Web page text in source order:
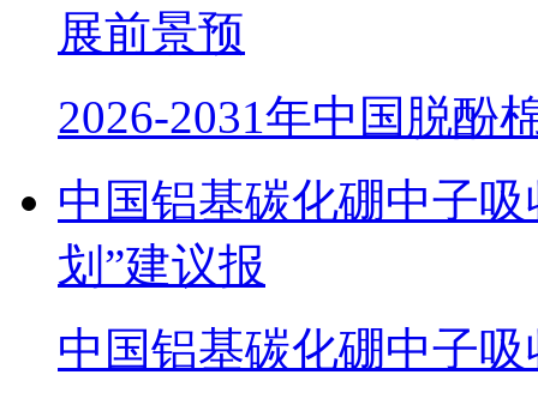
展前景预
2026-2031年中国脱酚
中国铝基碳化硼中子
划”建议报
中国铝基碳化硼中子